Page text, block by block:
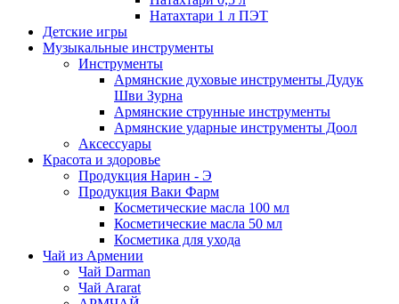
Натахтари 1 л ПЭТ
Детские игры
Музыкальные инструменты
Инструменты
Армянские духовые инструменты Дудук
Шви Зурна
Армянские струнные инструменты
Армянские ударные инструменты Доол
Аксессуары
Красота и здоровье
Продукция Нарин - Э
Продукция Ваки Фарм
Косметические масла 100 мл
Косметические масла 50 мл
Косметика для ухода
Чай из Армении
Чай Darman
Чай Ararat